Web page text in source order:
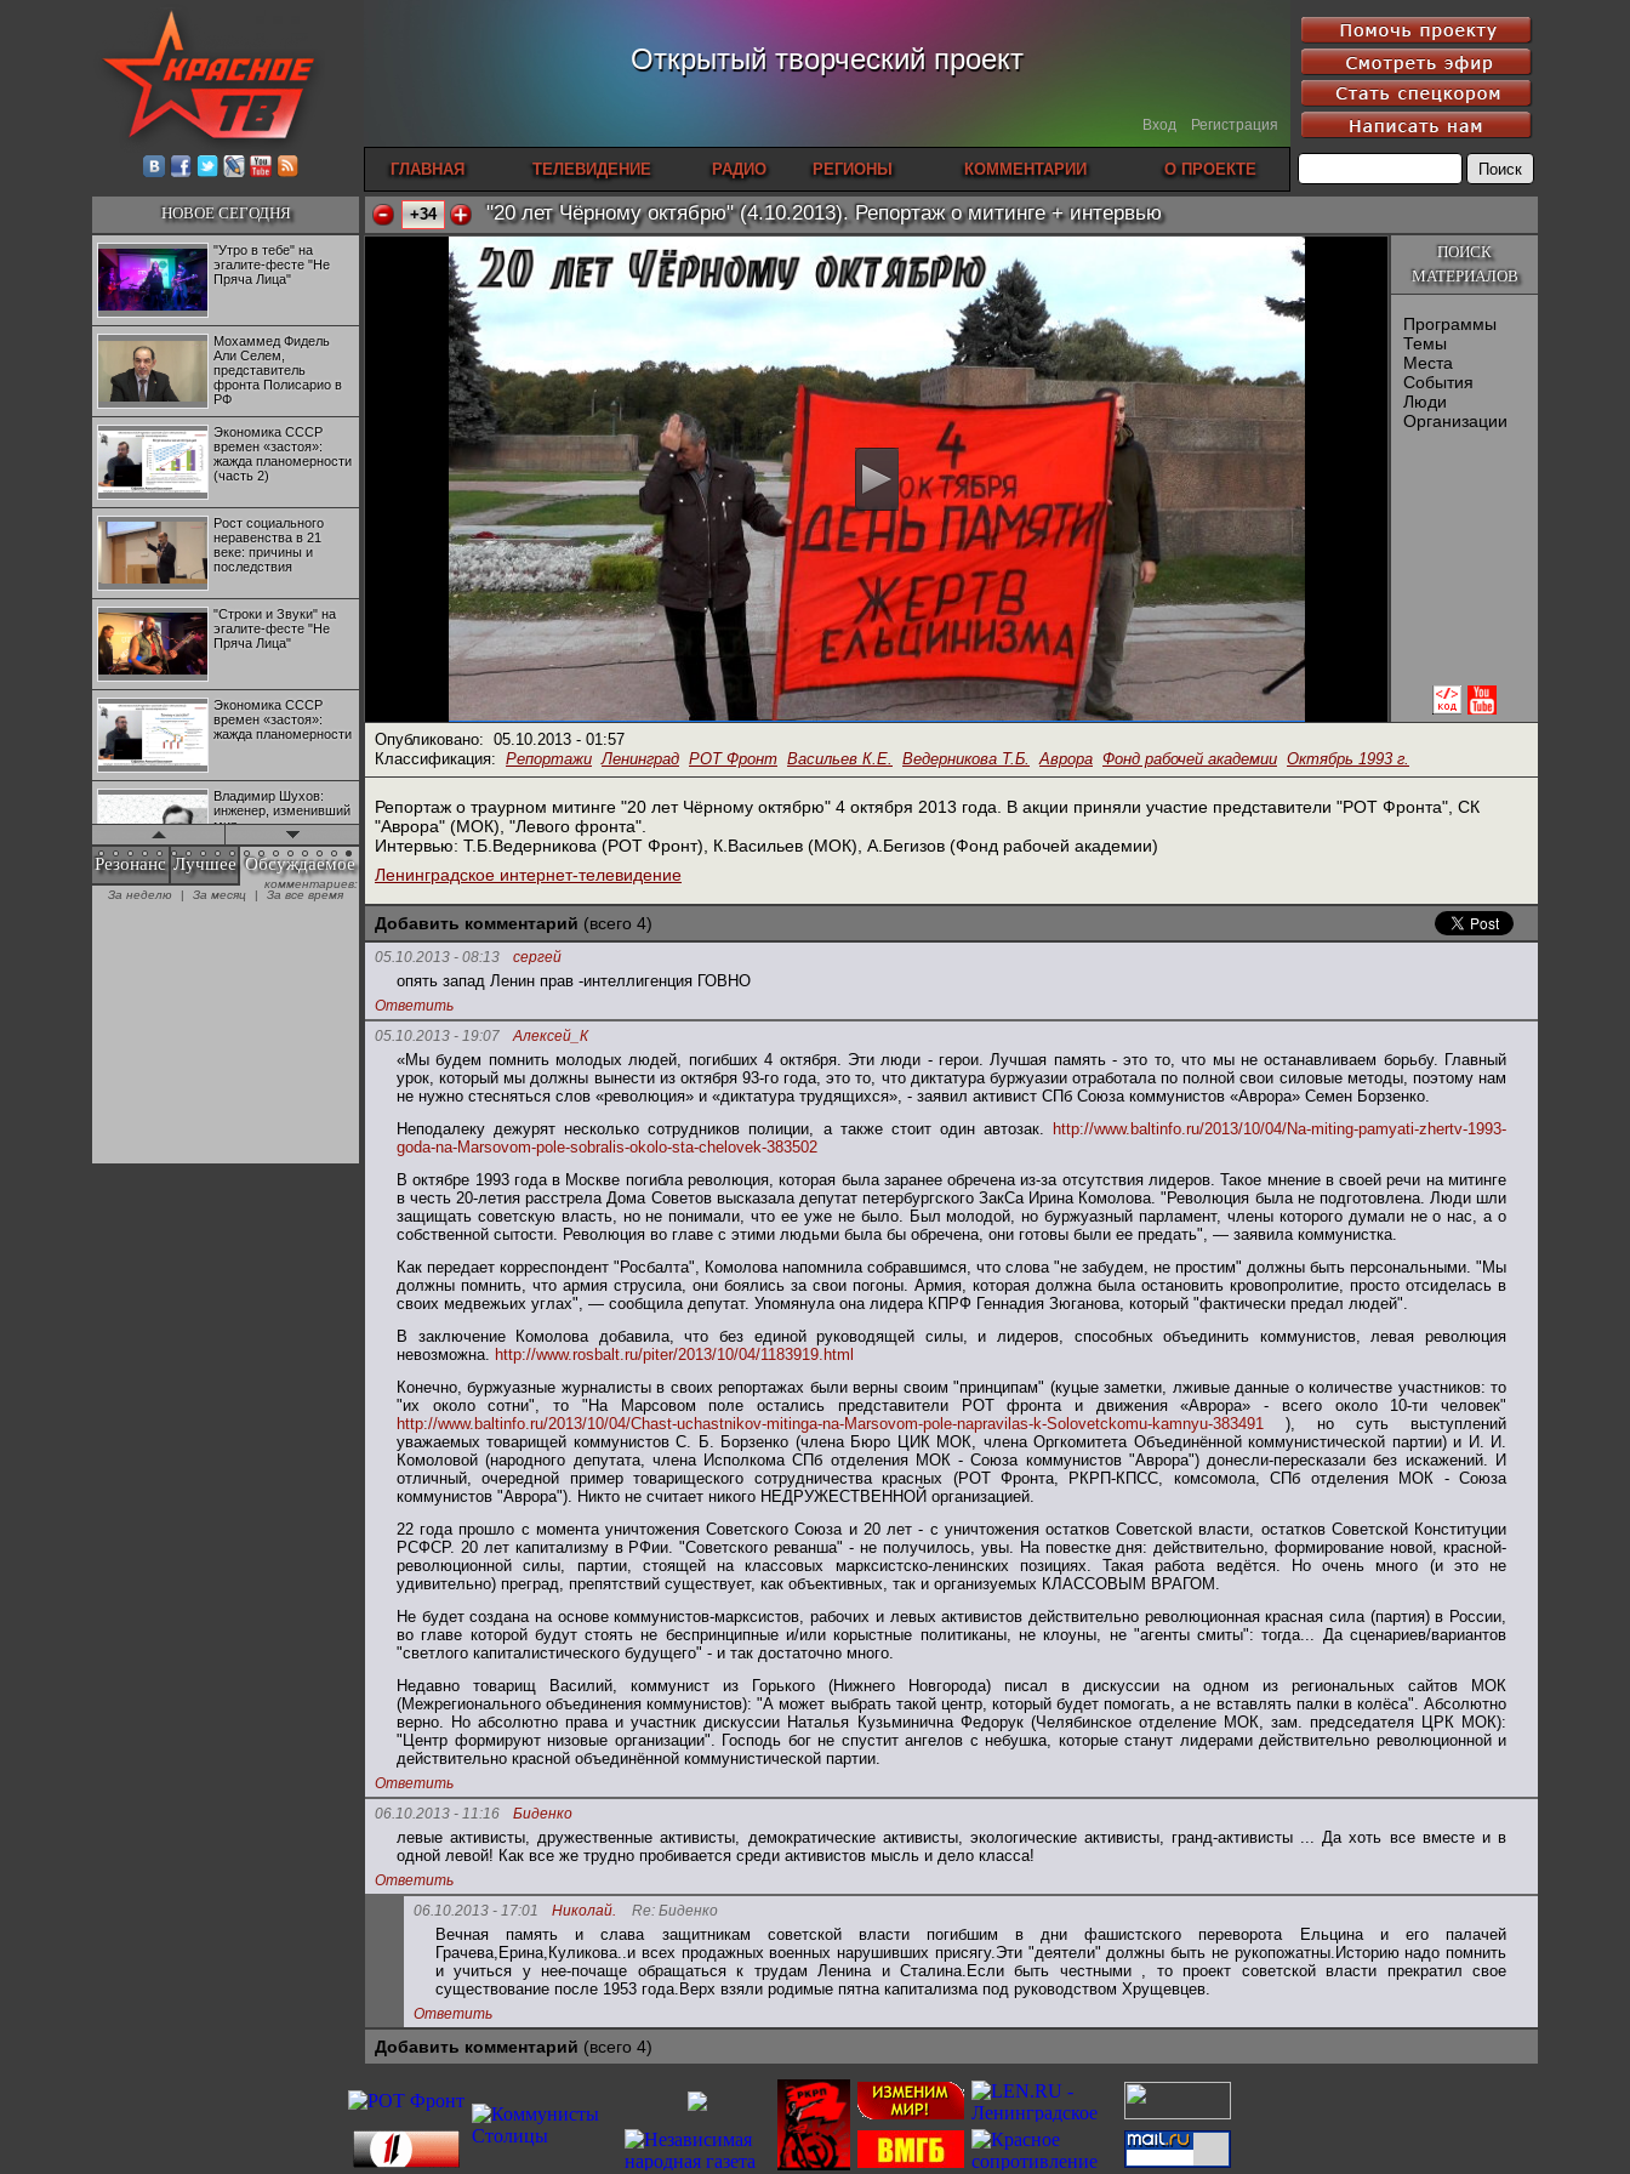
Открытый творческий проект
Вход Регистрация
ГЛАВНАЯ ТЕЛЕВИДЕНИЕ РАДИО РЕГИОНЫ КОММЕНТАРИИ О ПРОЕКТЕ
НОВОЕ СЕГОДНЯ
"Утро в тебе" на
эгалите-фесте "Не
Пряча Лица"
Мохаммед Фидель
Али Селем,
представитель
фронта Полисарио в
РФ
Экономика СССР
времен «застоя»:
жажда планомерности
(часть 2)
Рост социального
неравенства в 21
веке: причины и
последствия
"Строки и Звуки" на
эгалите-фесте "Не
Пряча Лица"
Экономика СССР
времен «застоя»:
жажда планомерности
Владимир Шухов:
инженер, изменивший
мир
"Аркадий Коц" на
эгалите-фесте "Не
Резонанс Лучшее Обсуждаемое
+28
+34 "20 лет Чёрному октябрю" (4.10.2013). Репортаж о митинге + интервью
ПОИСК
МАТЕРИАЛОВ
Программы
Темы
Места
События
Люди
Организации
Опубликовано: 05.10.2013 - 01:57
Классификация: Репортажи Ленинград РОТ Фронт Васильев К.Е. Ведерникова Т.Б. Аврора Фонд рабочей академии Октябрь 1993 г.
Репортаж о траурном митинге "20 лет Чёрному октябрю" 4 октября 2013 года. В акции приняли участие представители "РОТ Фронта", СК
"Аврора" (МОК), "Левого фронта".
Интервью: Т.Б.Ведерникова (РОТ Фронт), К.Васильев (МОК), А.Бегизов (Фонд рабочей академии)
Ленинградское интернет-телевидение
Добавить комментарий (всего 4)
05.10.2013 - 08:13 сергей
опять запад Ленин прав -интеллигенция ГОВНО
Ответить
05.10.2013 - 19:07
Алексей_К
«Мы будем помнить молодых людей, погибших 4 октября. Эти люди - герои. Лучшая память - это то, что мы не останавливаем борьбу. Главный
урок, который мы должны вынести из октября 93-го года, это то, что диктатура буржуазии отработала по полной свои силовые методы, поэтому нам
не нужно стесняться слов «революция» и «диктатура трудящихся», - заявил активист СПб Союза коммунистов «Аврора» Семен Борзенко.
Неподалеку дежурят несколько сотрудников полиции, а также стоит один автозак.
http://www.baltinfo.ru/2013/10/04/Na-miting-pamyati-zhertv-1993-
goda-na-Marsovom-pole-sobralis-okolo-sta-chelovek-383502
В октябре 1993 года в Москве погибла революция, которая была заранее обречена из-за отсутствия лидеров. Такое мнение в своей речи на митинге
в честь 20-летия расстрела Дома Советов высказала депутат петербургского ЗакСа Ирина Комолова. "Революция была не подготовлена. Люди шли
защищать советскую власть, но не понимали, что ее уже не было. Был молодой, но буржуазный парламент, члены которого думали не о нас, а о
собственной сытости. Революция во главе с этими людьми была бы обречена, они готовы были ее предать", — заявила коммунистка.
Как передает корреспондент "Росбалта", Комолова напомнила собравшимся, что слова "не забудем, не простим" должны быть персональными. "Мы
должны помнить, что армия струсила, они боялись за свои погоны. Армия, которая должна была остановить кровопролитие, просто отсиделась в
своих медвежьих углах", — сообщила депутат. Упомянула она лидера КПРФ Геннадия Зюганова, который "фактически предал людей".
В заключение Комолова добавила, что без единой руководящей силы, и лидеров, способных объединить коммунистов, левая революция
невозможна. http://www.rosbalt.ru/piter/2013/10/04/1183919.html
Конечно, буржуазные журналисты в своих репортажах были верны своим "принципам" (куцые заметки, лживые данные о количестве участников: то
"их около сотни", то "На Марсовом поле остались представители РОТ фронта и движения «Аврора» - всего около 10-ти человек"
http://www.baltinfo.ru/2013/10/04/Chast-uchastnikov-mitinga-na-Marsovom-pole-napravilas-k-Solovetckomu-kamnyu-383491 ), но суть выступлений
уважаемых товарищей коммунистов С. Б. Борзенко (члена Бюро ЦИК МОК, члена Оргкомитета Объединённой коммунистической партии) и И. И.
Комоловой (народного депутата, члена Исполкома СПб отделения МОК - Союза коммунистов "Аврора") донесли-пересказали без искажений. И
отличный, очередной пример товарищеского сотрудничества красных (РОТ Фронта, РКРП-КПСС, комсомола, СПб отделения МОК - Союза
коммунистов "Аврора"). Никто не считает никого НЕДРУЖЕСТВЕННОЙ организацией.
22 года прошло с момента уничтожения Советского Союза и 20 лет - с уничтожения остатков Советской власти, остатков Советской Конституции
РСФСР. 20 лет капитализму в РФии. "Советского реванша" - не получилось, увы. На повестке дня: действительно, формирование новой, красной-
революционной силы, партии, стоящей на классовых марксистско-ленинских позициях. Такая работа ведётся. Но очень много (и это не
удивительно) преград, препятствий существует, как объективных, так и организуемых КЛАССОВЫМ ВРАГОМ.
Не будет создана на основе коммунистов-марксистов, рабочих и левых активистов действительно революционная красная сила (партия) в России,
во главе которой будут стоять не беспринципные и/или корыстные политиканы, не клоуны, не "агенты смиты": тогда... Да сценариев/вариантов
"светлого капиталистического будущего" - и так достаточно много.
Недавно товарищ Василий, коммунист из Горького (Нижнего Новгорода) писал в дискуссии на одном из региональных сайтов МОК
(Межрегионального объединения коммунистов): "А может выбрать такой центр, который будет помогать, а не вставлять палки в колёса". Абсолютно
верно. Но абсолютно права и участник дискуссии Наталья Кузьминична Федорук (Челябинское отделение МОК, зам. председателя ЦРК МОК):
"Центр формируют низовые организации". Господь бог не спустит ангелов с небушка, которые станут лидерами действительно революционной и
действительно красной объединённой коммунистической партии.
Ответить
06.10.2013 - 11:16
Биденко
левые активисты, дружественные активисты, демократические активисты, экологические активисты, гранд-активисты ... Да хоть все вместе и в
одной левой! Как все же трудно пробивается среди активистов мысль и дело класса!
Ответить
06.10.2013 - 17:01
Николай. Re: Биденко
Вечная память и слава защитникам советской власти погибшим в дни фашистского переворота Ельцина и его палачей
Грачева,Ерина,Куликова..и всех продажных военных нарушивших присягу.Эти "деятели" должны быть не рукопожатны.Историю надо помнить
и учиться у нее-почаще обращаться к трудам Ленина и Сталина.Если быть честными , то проект советской власти прекратил свое
существование после 1953 года.Верх взяли родимые пятна капитализма под руководством Хрущевцев.
Ответить
Добавить комментарий (всего 4)